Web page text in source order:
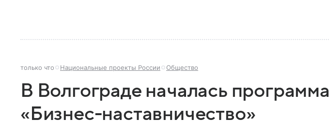
только что Национальные проекты России Общество
В Волгограде началась программа
«Бизнес-наставничество»